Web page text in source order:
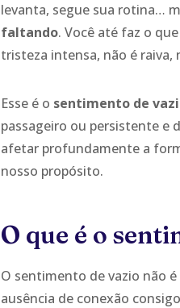
levanta, segue sua rotina…
faltando. Você até faz o
tristeza intensa, não é raiva,
Esse é o sentimento de
passageiro ou persistente e
afetar profundamente a
nosso propósito.
O que é o
O sentimento de vazio não
ausência de conexão